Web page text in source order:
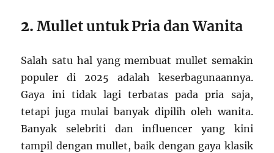
2.Mullet untuk Pria dan Wanita
Salah satu hal yang membuat mullet semakin
populer di 2025 adalah keserbagunaannya.
Gaya ini tidak lagi terbatas pada pria saja,
tetapi juga mulai banyak dipilih oleh wanita.
Banyak selebriti dan influencer yang kini
tampil dengan mullet, baik dengan gaya klasik